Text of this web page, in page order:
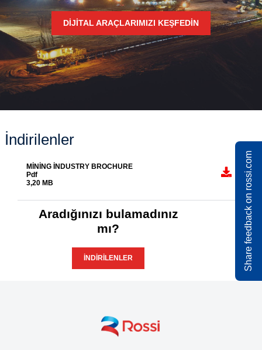
DIJITAL ARAÇLARIMIZI KEŞFEDIN
İndirilenler
MINING INDUSTRY BROCHURE
Pdf
3,20 MB
Aradığınızı bulamadınız
mı?
İNDIRILENLER Share feedback on rossi.com